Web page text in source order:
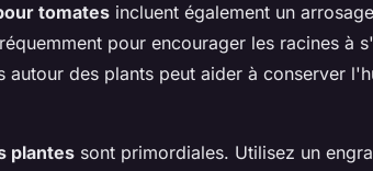
tomates incluent également un
pour encourager les racines à
autour des plants peut aider à conserver
plantes sont primordiales. Utilisez un